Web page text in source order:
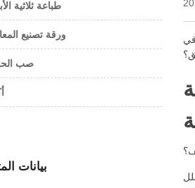
طباعة ثلاثية
ورقة تصنيع
صب
بيانات